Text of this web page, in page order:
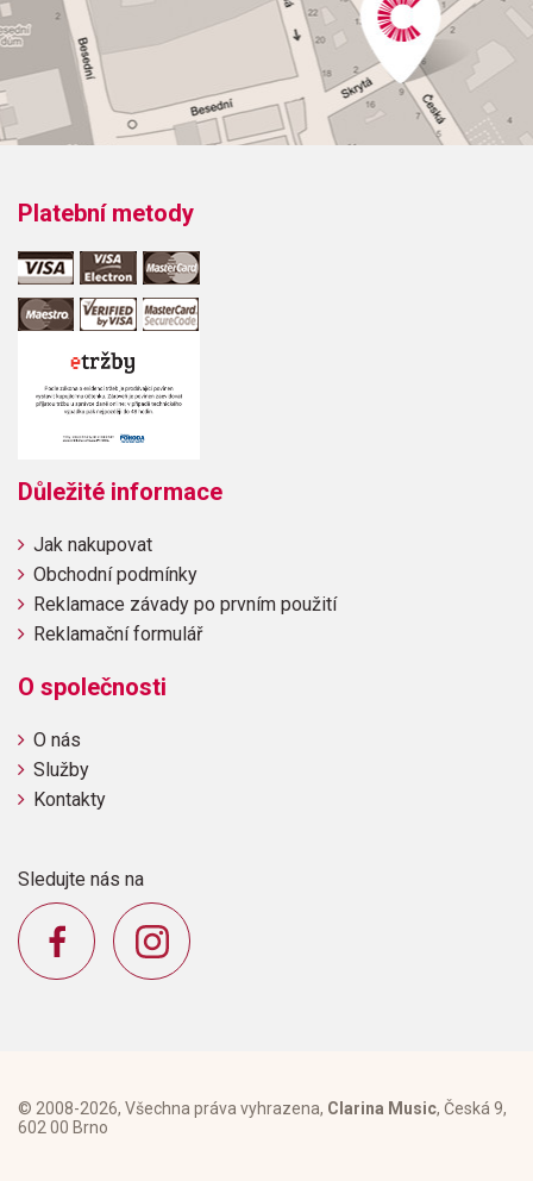
Platební metody
Důležité informace
Jak nakupovat
Obchodní podmínky
Reklamace závady po prvním použití
Reklamační formulář
O společnosti
O nás
Služby
Kontakty
Sledujte nás na
© 2008-2026, Všechna práva vyhrazena, Clarina Music, Česká 9,
602 00 Brno